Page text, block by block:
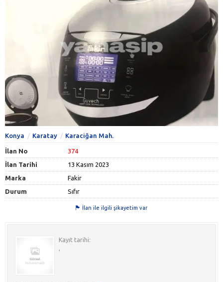
Konya Karatay Karaciğan Mah.
İlan No
374
İlan Tarihi
13 Kasım 2023
Marka
Fakir
Durum
Sıfır
İlan ile ilgili şikayetim var
Kayıt tarihi:
,